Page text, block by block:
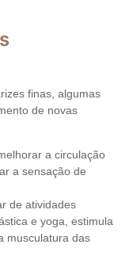
finas, algumas
de novas
a circulação
a sensação de
de atividades
e yoga, estimula
musculatura das